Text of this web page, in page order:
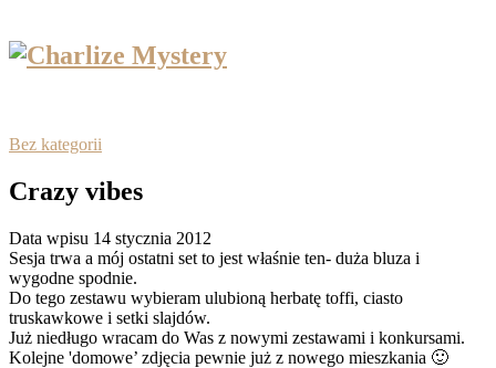
Bez kategorii
Crazy vibes
Data wpisu 14 stycznia 2012
Sesja trwa a mój ostatni set to jest właśnie ten- duża bluza i
wygodne spodnie.
Do tego zestawu wybieram ulubioną herbatę toffi, ciasto
truskawkowe i setki slajdów.
Już niedługo wracam do Was z nowymi zestawami i konkursami.
Kolejne 'domowe’ zdjęcia pewnie już z nowego mieszkania 🙂